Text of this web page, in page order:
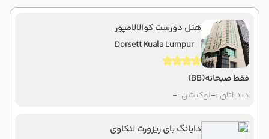
هتل دورست کوالالامپور
Dorsett Kuala Lumpur
فقط صبحانه(BB)
دید اتاق :-لوکیشن :-
دایانگ بای ریزورت لنکاوی